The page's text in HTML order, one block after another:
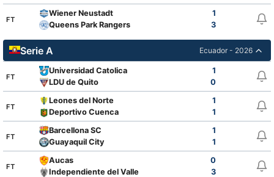
FT
Wiener Neustadt
1
Queens Park Rangers
3
Serie A Ecuador - 2026
FT
Universidad Catolica
1
LDU de Quito
0
FT
Leones del Norte
1
Deportivo Cuenca
1
FT
Barcellona SC
1
Guayaquil City
1
FT
Aucas
0
Independiente del Valle
3